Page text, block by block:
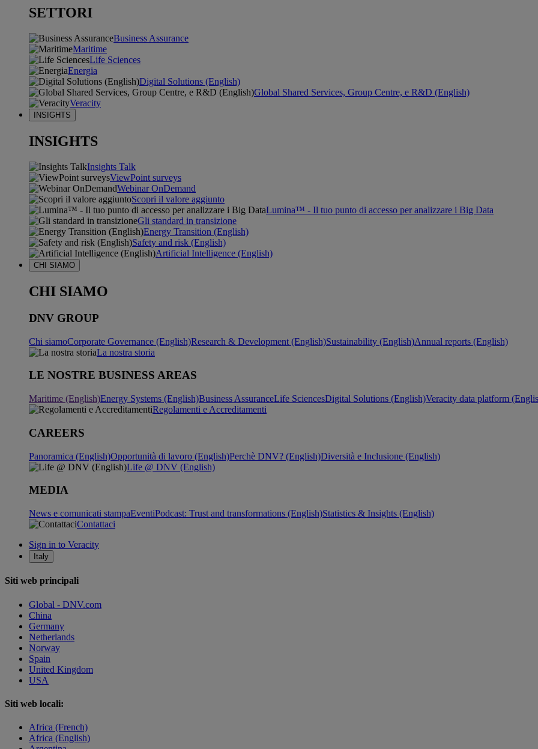
SETTORI
Business Assurance
Maritime
Life Sciences
Energia
Digital Solutions (English)
Global Shared Services, Group Centre, e R&D (English)
Veracity
INSIGHTS
INSIGHTS
Insights Talk
ViewPoint surveys
Webinar OnDemand
Scopri il valore aggiunto
Lumina™ - Il tuo punto di accesso per analizzare i Big Data
Gli standard in transizione
Energy Transition (English)
Safety and risk (English)
Artificial Intelligence (English)
CHI SIAMO
CHI SIAMO
DNV GROUP
Chi siamoCorporate Governance (English)Research & Development (English)Sustainability (English)Annual reports (English)
La nostra storia
LE NOSTRE BUSINESS AREAS
Maritime (English)Energy Systems (English)Business AssuranceLife SciencesDigital Solutions (English)Veracity data platform
Regolamenti e Accreditamenti
CAREERS
Panoramica (English)Opportunità di lavoro (English)Perchè DNV? (English)Diversità e Inclusione (English)
Life @ DNV (English)
MEDIA
News e comunicati stampaEventiPodcast: Trust and transformations (English)Statistics & Insights (English)
Contattaci
Sign in to Veracity
Italy
Siti web principali
Global - DNV.com
China
Germany
Netherlands
Norway
Spain
United Kingdom
USA
Siti web locali:
Africa (French)
Africa (English)